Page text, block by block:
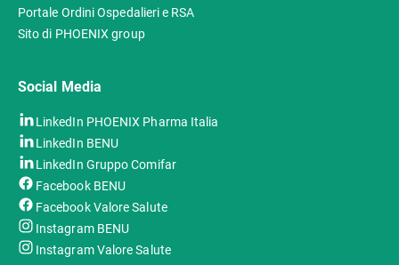
Portale Ordini Ospedalieri e RSA
Sito di PHOENIX group
Social Media
LinkedIn PHOENIX Pharma Italia
LinkedIn BENU
LinkedIn Gruppo Comifar
Facebook BENU
Facebook Valore Salute
Instagram BENU
Instagram Valore Salute